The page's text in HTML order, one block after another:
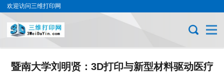
欢迎访问三维打印网
暨南大学刘明贤：3D打印与新型材料驱动医疗